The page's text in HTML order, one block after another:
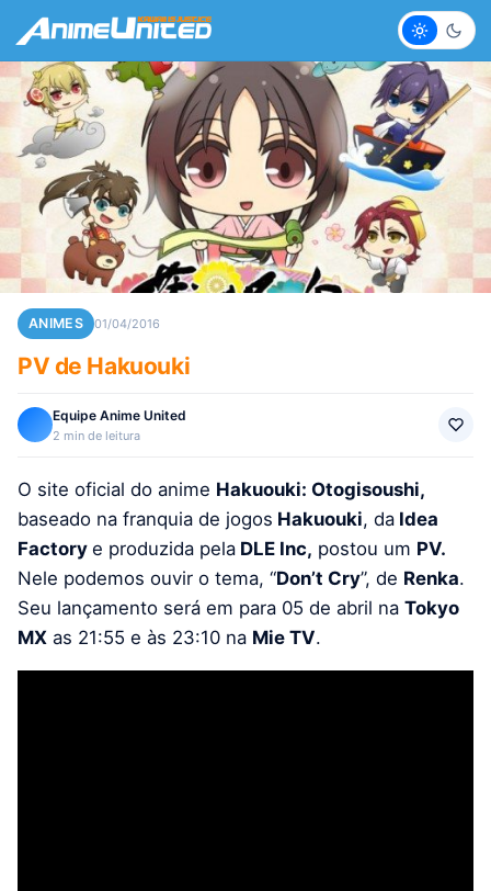
Claro
ANIMES 01/04/2016
PV de Hakuouki
Equipe Anime United
2 min de leitura
O site oficial do anime Hakuouki: Otogisoushi,
baseado na franquia de jogos Hakuouki, da Idea
Factory e produzida pela DLE Inc, postou um PV.
Nele podemos ouvir o tema, “Don’t Cry”, de Renka.
Seu lançamento será em para 05 de abril na Tokyo
MX as 21:55 e às 23:10 na Mie TV.